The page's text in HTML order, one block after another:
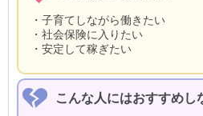
・子育てしながら働きたい
・社会保険に入りたい
・安定して稼ぎたい
こんな人にはおすすめし